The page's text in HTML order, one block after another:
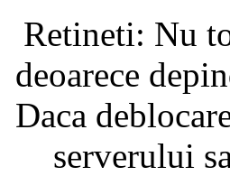
Retineti: Nu
deoarece
Daca
serverului